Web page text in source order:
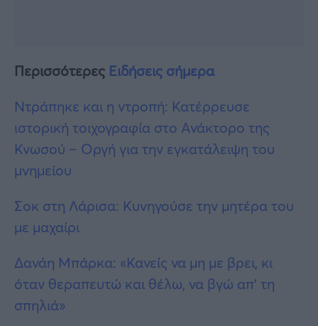
Περισσότερες Ειδήσεις σήμερα
Ντράπηκε και η ντροπή: Κατέρρευσε
ιστορική τοιχογραφία στο Ανάκτορο της
Κνωσού – Οργή για την εγκατάλειψη του
μνημείου
Σοκ στη Λάρισα: Κυνηγούσε την μητέρα του
με μαχαίρι
Δανάη Μπάρκα: «Κανείς να μη με βρει, κι
όταν θεραπευτώ και θέλω, να βγώ απ’ τη
σπηλιά»